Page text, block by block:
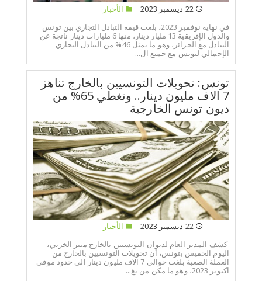
22 ديسمبر 2023
الأخبار
في نهاية نوفمبر 2023، بلغت قيمة التبادل التجاري بين تونس
والدول الإفريقية 13 مليار دينار، منها 6 مليارات دينار ناتجة عن
التبادل مع الجزائر، وهو ما يمثل 46% من التبادل التجاري
الإجمالي لتونس مع جميع ال...
تونس: تحويلات التونسيين بالخارج تناهز
7 الاف مليون دينار.. وتغطي 65% من
ديون تونس الخارجية
22 ديسمبر 2023
الأخبار
كشف المدير العام لديوان التونسيين بالخارج منير الخربي،
اليوم الخميس بتونس، أن تحويلات التونسيين بالخارج من
العملة الصعبة بلغت حوالي 7 الاف مليون دينار الى حدود موفى
اكتوبر 2023، وهو ما مكن من تغ...